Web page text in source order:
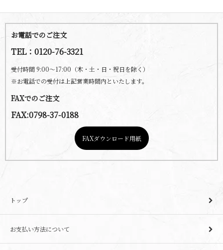
お電話でのご注文
TEL：0120-76-3321
受付時間 9:00～17:00（木・土・日・祝日を除く）
※お電話での受付は上記営業時間内といたします。
FAXでのご注文
FAX:0798-37-0188
FAXダウンロード用紙
トップ
お支払い方法について